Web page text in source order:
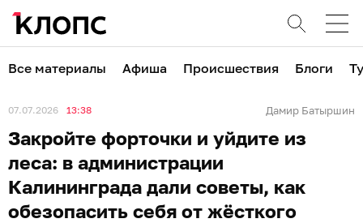
Все материалы Афиша Происшествия Блоги
07.07.2026 13:38 Дамир Батыршин
Закройте форточки и уйдите из
леса: в администрации
Калининграда дали советы, как
обезопасить себя от жёсткого